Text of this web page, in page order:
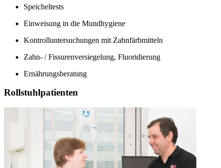
Speicheltests
Einweisung in die Mundhygiene
Kontrolluntersuchungen mit Zahnfärbmitteln
Zahn- / Fissurenversiegelung, Fluoridierung
Ernährungsberatung
Rollstuhlpatienten